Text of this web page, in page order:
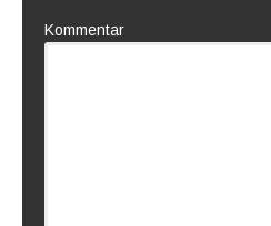
Kommentar